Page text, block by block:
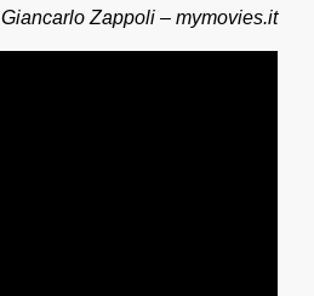
Giancarlo Zappoli – mymovies.it